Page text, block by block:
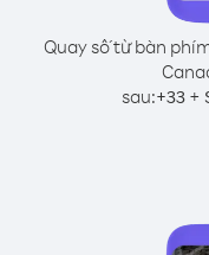
Quay số từ bàn
sau:+33+